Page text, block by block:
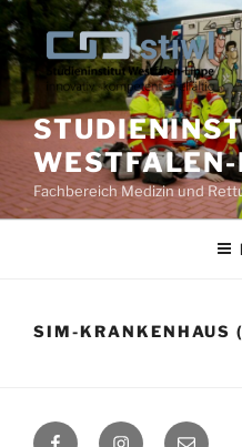
Zum
Inhalt
springen
Fachbereich Medizin und
SIM-KRANKENHAUS
FacebookInstagram
E-